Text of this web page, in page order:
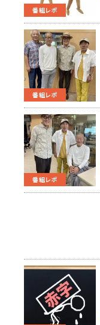
番組レポ
番組レポ
番組レポ